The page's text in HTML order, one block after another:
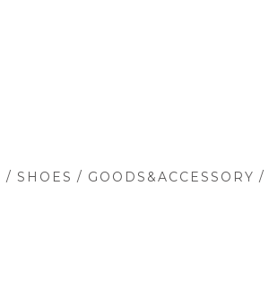
/ SHOES / GOODS&ACCESSORY /